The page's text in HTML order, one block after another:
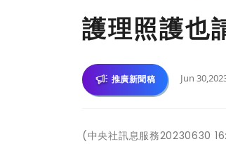
護理照護也
推廣新聞稿 Jun
(中央社訊息服務20230630